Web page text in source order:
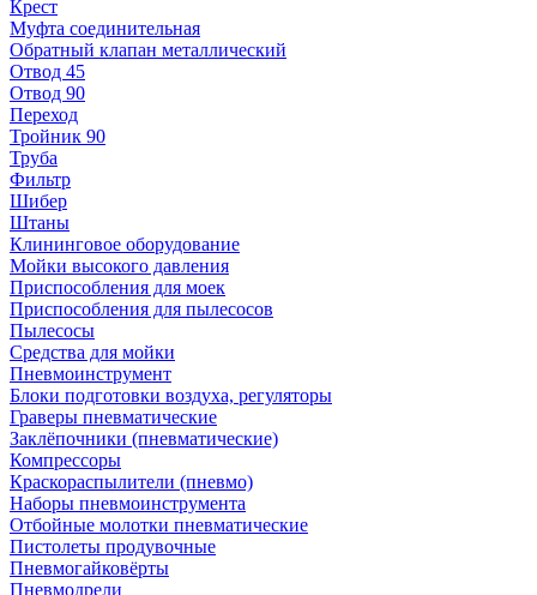
Крест
Муфта соединительная
Обратный клапан металлический
Отвод 45
Отвод 90
Переход
Тройник 90
Труба
Фильтр
Шибер
Штаны
Клининговое оборудование
Мойки высокого давления
Приспособления для моек
Приспособления для пылесосов
Пылесосы
Средства для мойки
Пневмоинструмент
Блоки подготовки воздуха, регуляторы
Граверы пневматические
Заклёпочники (пневматические)
Компрессоры
Краскораспылители (пневмо)
Наборы пневмоинструмента
Отбойные молотки пневматические
Пистолеты продувочные
Пневмогайковёрты
Пневмодрели